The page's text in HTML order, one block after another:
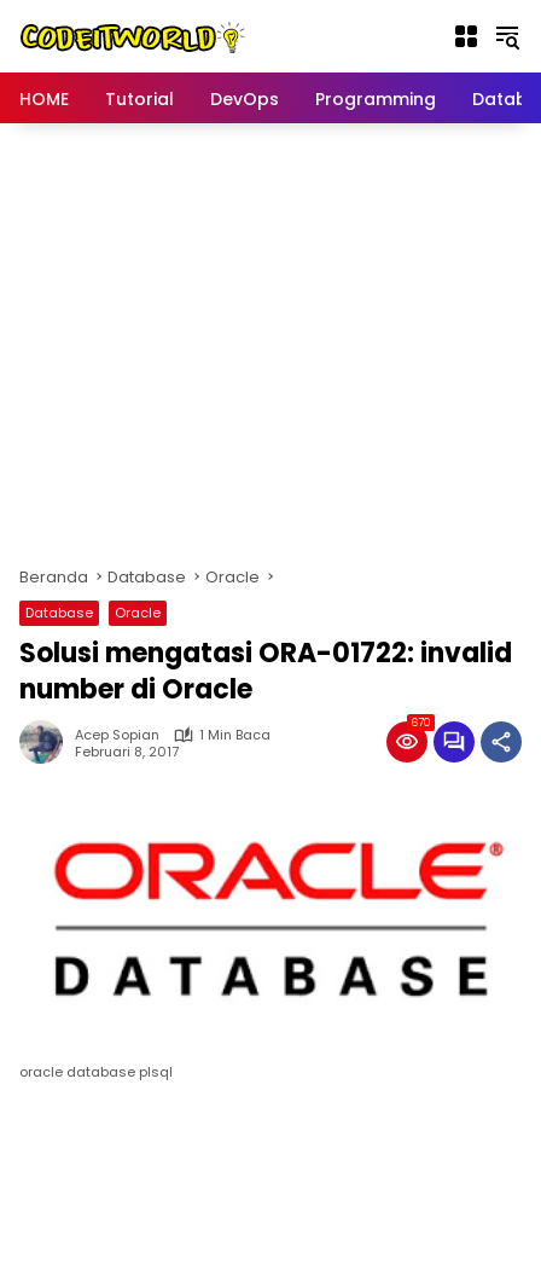
HOME
Tutorial DevOps Programming
Beranda Database Oracle
Database Oracle
Solusi mengatasi ORA-01722: invalid
number di Oracle
Acep Sopian
1 Min Baca
Februari 8, 2017
670
oracle database plsql